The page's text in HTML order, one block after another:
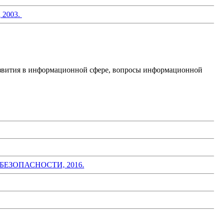
в информационной сфере, вопросы информационной
2016.